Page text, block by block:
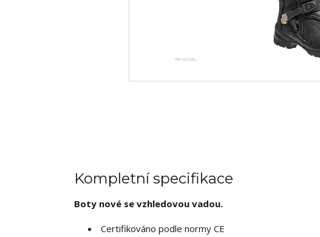
Kompletní specifikace
Boty nové se vzhledovou vadou.
Certifikováno podle normy CE